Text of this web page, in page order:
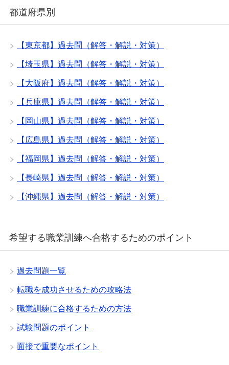
都道府県別
【東京都】過去問（解答・解説・対策）
【埼玉県】過去問（解答・解説・対策）
【大阪府】過去問（解答・解説・対策）
【兵庫県】過去問（解答・解説・対策）
【岡山県】過去問（解答・解説・対策）
【広島県】過去問（解答・解説・対策）
【福岡県】過去問（解答・解説・対策）
【長崎県】過去問（解答・解説・対策）
【沖縄県】過去問（解答・解説・対策）
希望する職業訓練へ合格するためのポイント
過去問題一覧
転職を成功させるための攻略法
職業訓練に合格するための方法
試験問題のポイント
面接で重要なポイント